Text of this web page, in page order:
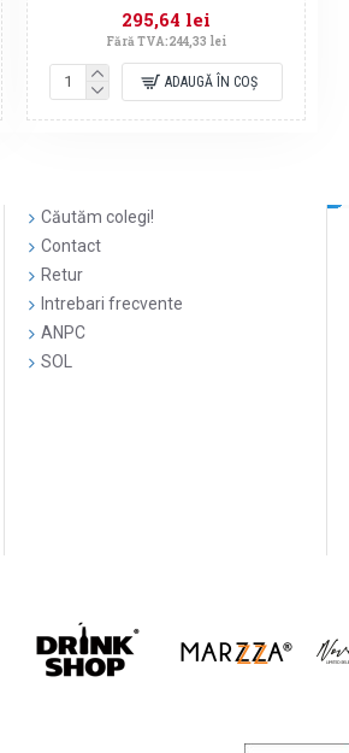
295,64 lei
Fără TVA:244,33 lei
ADAUGĂ ÎN COŞ
Căutăm colegi!
Contact
Retur
Intrebari frecvente
ANPC
SOL